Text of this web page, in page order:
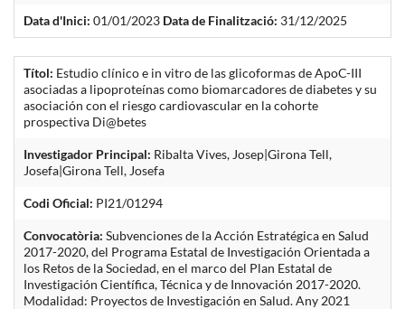
Data d'Inici: 01/01/2023 Data de Finalització: 31/12/2025
Títol: Estudio clínico e in vitro de las glicoformas de ApoC-III
asociadas a lipoproteínas como biomarcadores de diabetes y su
asociación con el riesgo cardiovascular en la cohorte
prospectiva Di@betes
Investigador Principal: Ribalta Vives, Josep|Girona Tell,
Josefa|Girona Tell, Josefa
Codi Oficial: PI21/01294
Convocatòria: Subvenciones de la Acción Estratégica en Salud
2017-2020, del Programa Estatal de Investigación Orientada a
los Retos de la Sociedad, en el marco del Plan Estatal de
Investigación Científica, Técnica y de Innovación 2017-2020.
Modalidad: Proyectos de Investigación en Salud. Any 2021